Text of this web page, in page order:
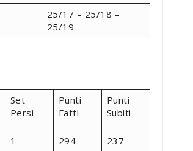
25/17 – 25/18 –
25/19
Set
Persi
Punti
Fatti
Punti
Subiti
1 294 237